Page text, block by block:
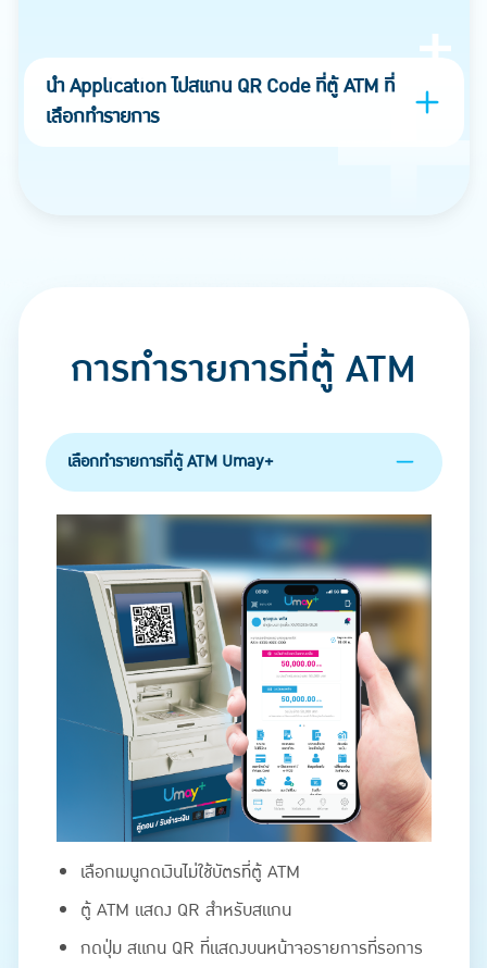
นำ Application ไปสแกน QR Code ที่ตู้ ATM ที่
เลือกทำรายการ
การทำรายการที่ตู้ ATM
เลือกทำรายการที่ตู้ ATM Umay+
เลือกเมนูกดเงินไม่ใช้บัตรที่ตู้ ATM
ตู้ ATM แสดง QR สำหรับสแกน
กดปุ่ม สแกน QR ที่แสดงบนหน้าจอรายการที่รอการ